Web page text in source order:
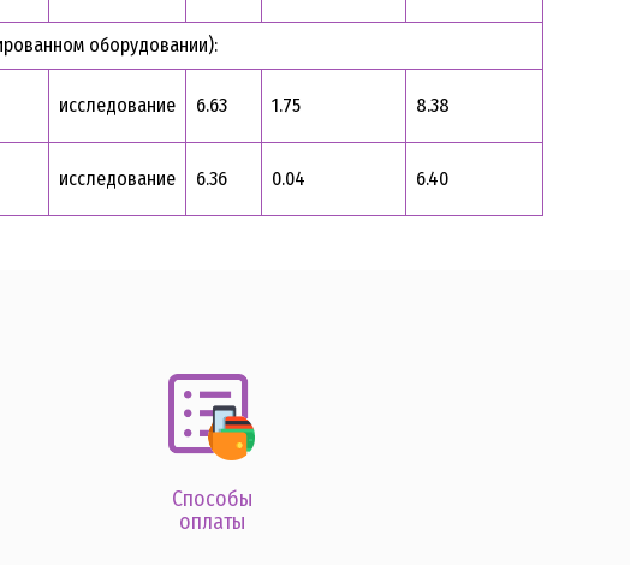
оборудовании):
исследование 6.63 1.75 8.38
исследование 6.36 0.04 6.40
Способы
оплаты